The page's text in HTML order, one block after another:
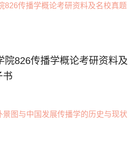
院826传播学概论考研资料及
书